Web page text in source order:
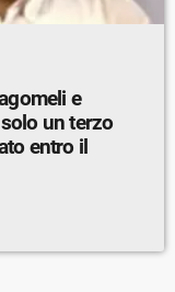
e
un terzo
entro il